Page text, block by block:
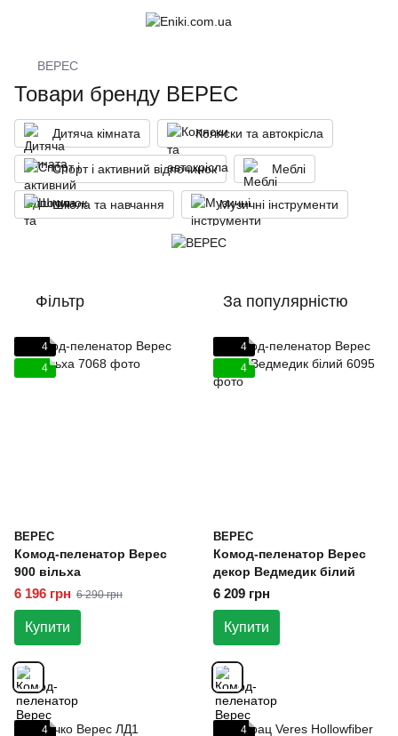
ВЕРЕС
Товари бренду ВЕРЕС
Дитяча кімната Коляски та автокрісла
Спорт і активний відпочинок Меблі
Школа та навчання Музичні інструменти
Фільтр За популярністю
4
4
ВЕРЕС
Комод-пеленатор Верес
900 вільха
6 196 грн 6 290 грн
Купити
4
4
ВЕРЕС
Комод-пеленатор Верес
декор Ведмедик білий
6 209 грн
Купити
4
4